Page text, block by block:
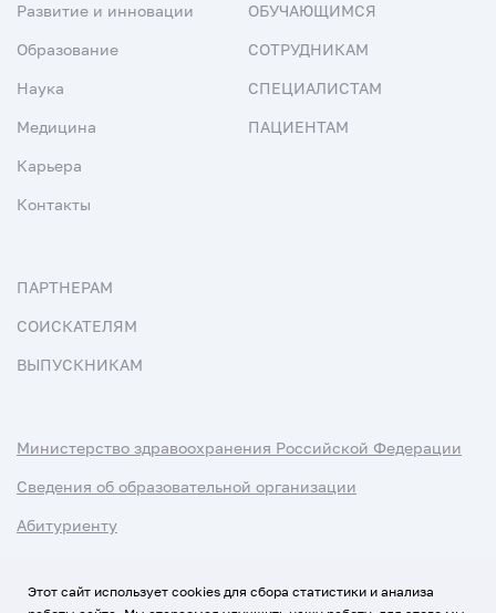
Развитие и инновации
Образование
Наука
Медицина
Карьера
Контакты
ОБУЧАЮЩИМСЯ
СОТРУДНИКАМ
СПЕЦИАЛИСТАМ
ПАЦИЕНТАМ
ПАРТНЕРАМ
СОИСКАТЕЛЯМ
ВЫПУСКНИКАМ
Министерство здравоохранения Российской Федерации
Сведения об образовательной организации
Абитуриенту
Этот сайт использует cookies для сбора статистики и анализа